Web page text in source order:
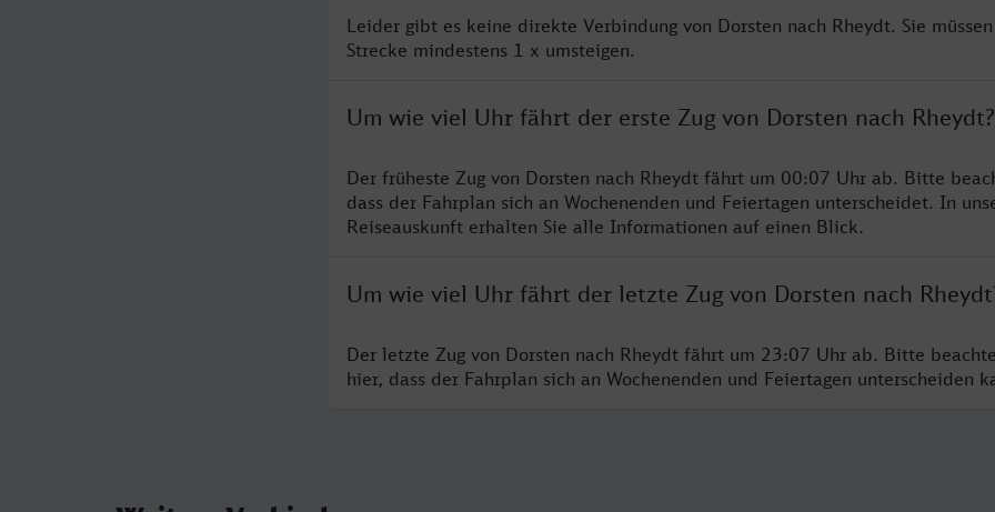
Leider gibt es keine direkte Verbindung von Dorsten nach Rheydt. Sie
Strecke mindestens 1 x umsteigen.
Um wie viel Uhr fährt der erste Zug von Dorsten nach Rheydt?
Der früheste Zug von Dorsten nach Rheydt fährt um 00:07 Uhr ab. Bitte
dass der Fahrplan sich an Wochenenden und Feiertagen unterscheidet. In
Reiseauskunft erhalten Sie alle Informationen auf einen Blick.
Um wie viel Uhr fährt der letzte Zug von Dorsten nach
Der letzte Zug von Dorsten nach Rheydt fährt um 23:07 Uhr ab. Bitte
hier, dass der Fahrplan sich an Wochenenden und Feiertagen unterscheiden